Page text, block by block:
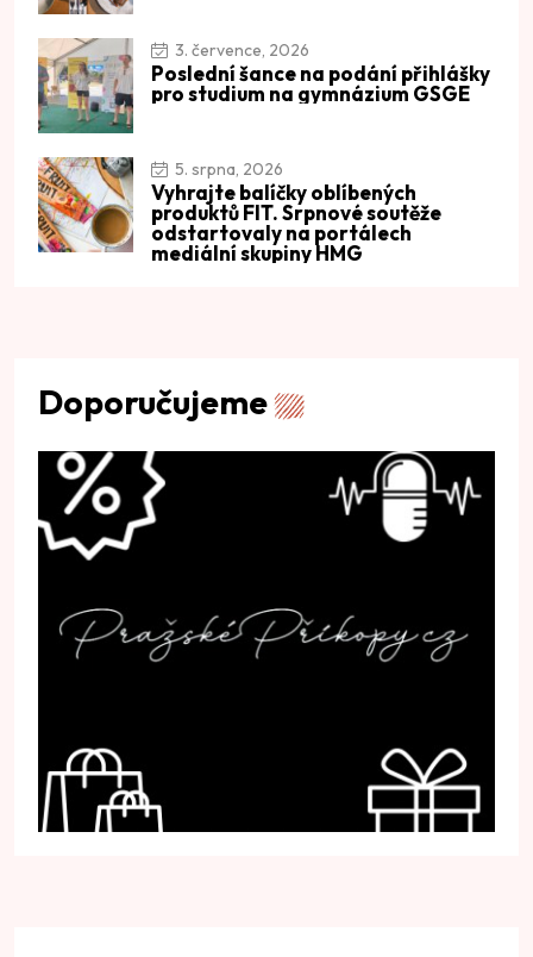
3. července, 2026
Poslední šance na podání přihlášky
pro studium na gymnázium GSGE
5. srpna, 2026
Vyhrajte balíčky oblíbených
produktů FIT. Srpnové soutěže
odstartovaly na portálech
mediální skupiny HMG
Doporučujeme